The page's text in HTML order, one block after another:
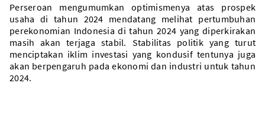
Perseroan mengumumkan optimismenya atas prospek
usaha di tahun 2024 mendatang melihat pertumbuhan
perekonomian Indonesia di tahun 2024 yang diperkirakan
masih akan terjaga stabil. Stabilitas politik yang turut
menciptakan iklim investasi yang kondusif tentunya juga
akan berpengaruh pada ekonomi dan industri untuk tahun
2024.